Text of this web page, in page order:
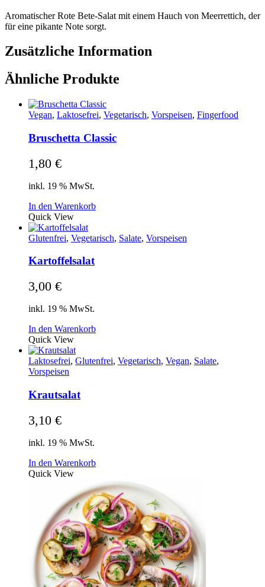
Aromatischer Rote Bete-Salat mit einem Hauch von Meerrettich, der
für eine pikante Note sorgt.
Zusätzliche Information
Ähnliche Produkte
Vegan, Laktosefrei, Vegetarisch, Vorspeisen, Fingerfood
Bruschetta Classic
1,80 €
inkl. 19 % MwSt.
In den Warenkorb
Quick View
Glutenfrei, Vegetarisch, Salate, Vorspeisen
Kartoffelsalat
3,00 €
inkl. 19 % MwSt.
In den Warenkorb
Quick View
Laktosefrei, Glutenfrei, Vegetarisch, Vegan, Salate,
Vorspeisen
Krautsalat
3,10 €
inkl. 19 % MwSt.
In den Warenkorb
Quick View